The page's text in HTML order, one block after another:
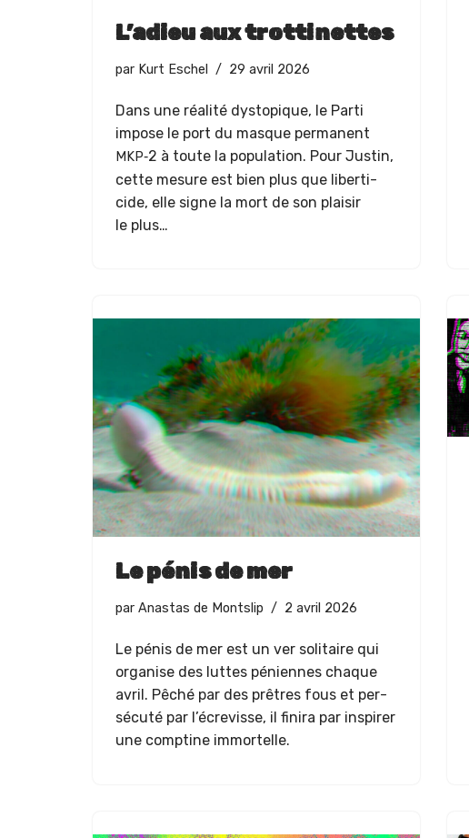
L’adieu aux trottinettes
par Kurt Eschel 29 avril 2026
Dans une réal­ité dystopique, le Par­ti
impose le port du masque per­ma­nent
MKP‑2 à toute la pop­u­la­tion. Pour Justin,
cette mesure est bien plus que lib­er­ti­
cide, elle signe la mort de son plaisir
le plus…
Le pénis de mer
par Anastas de Montslip 2 avril 2026
Le pénis de mer est un ver soli­taire qui
organ­ise des luttes péni­ennes chaque
avril. Pêché par des prêtres fous et per­
sé­cuté par l’écrevisse, il fini­ra par inspir­er
une comp­tine immortelle.